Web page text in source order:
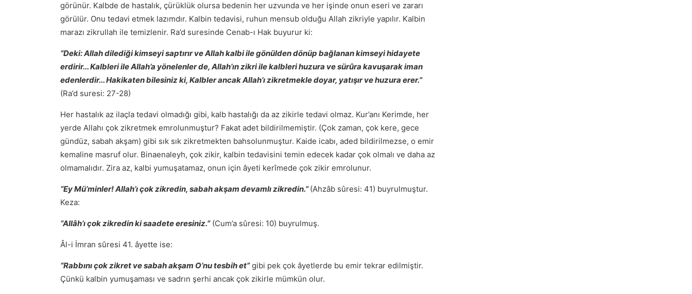
görünür. Kalbde de hastalık, çürüklük olursa bedenin her uzvunda ve her işinde onun eseri ve zararı
görülür. Onu tedavi etmek lazımdır. Kalbin tedavisi, ruhun mensub olduğu Allah zikriyle yapılır. Kalbin
marazı zikrullah ile temizlenir. Ra’d suresinde Cenab-ı Hak buyurur ki:
“Deki: Allah dilediği kimseyi saptırır ve Allah kalbi ile gönülden dönüp bağlanan kimseyi hidayete
erdirir... Kalbleri ile Allah’a yönelenler de, Allah’ın zikri ile kalbleri huzura ve sürûra kavuşarak iman
edenlerdir... Hakikaten bilesiniz ki, Kalbler ancak Allah’ı zikretmekle doyar, yatışır ve huzura erer.”
(Ra’d suresi: 27-28)
Her hastalık az ilaçla tedavi olmadığı gibi, kalb hastalığı da az zikirle tedavi olmaz. Kur’anı Kerimde, her
yerde Allahı çok zikretmek emrolunmuştur? Fakat adet bildirilmemiştir. (Çok zaman, çok kere, gece
gündüz, sabah akşam) gibi sık sık zikretmekten bahsolunmuştur. Kaide icabı, aded bildirilmezse, o emir
kemaline masruf olur. Binaenaleyh, çok zikir, kalbin tedavisini temin edecek kadar çok olmalı ve daha az
olmamalıdır. Zira az, kalbi yumuşatamaz, onun için âyeti kerîmede çok zikir emrolunur.
“Ey Mü’minler! Allah’ı çok zikredin, sabah akşam devamlı zikredin.”(Ahzâb sûresi: 41) buyrulmuştur.
Keza:
“Allâh’ı çok zikredin ki saadete eresiniz.”(Cum’a sûresi: 10) buyrulmuş.
Âl-i İmran sûresi 41. âyette ise:
“Rabbını çok zikret ve sabah akşam O’nu tesbih et”gibi pek çok âyetlerde bu emir tekrar edilmiştir.
Çünkü kalbin yumuşaması ve sadrın şerhi ancak çok zikirle mümkün olur.